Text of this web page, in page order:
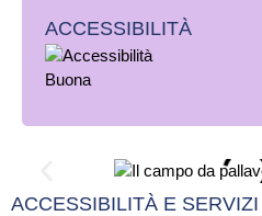
ACCESSIBILITÀ
ACCESSIBILITÀ E SERVIZI